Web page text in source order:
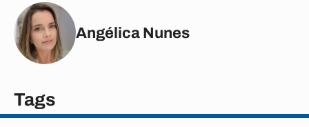
Angélica Nunes
Tags